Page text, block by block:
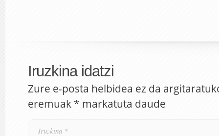
Iruzkina idatzi
Zure e-posta helbidea ez da
eremuak * markatuta daude